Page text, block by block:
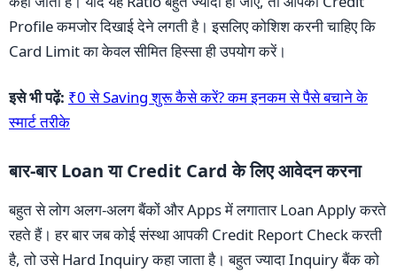
Profile कमजोर दिखाई देने लगती है। इसलिए कोशिश करनी चाहिए कि
Card Limit का केवल सीमित हिस्सा ही उपयोग करें।
इसे भी पढ़ें: ₹0 से Saving शुरू कैसे करें? कम इनकम से पैसे बचाने के
स्मार्ट तरीके
बार-बार Loan या Credit Card के लिए आवेदन करना
बहुत से लोग अलग-अलग बैंकों और Apps में लगातार Loan Apply करते
रहते हैं। हर बार जब कोई संस्था आपकी Credit Report Check करती
है, तो उसे Hard Inquiry कहा जाता है। बहुत ज्यादा Inquiry बैंक को